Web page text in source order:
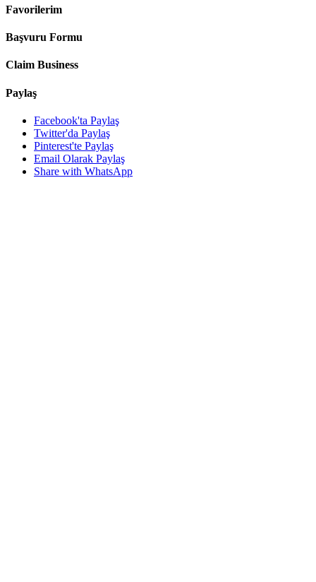
Favorilerim
Başvuru Formu
Claim Business
Paylaş
Facebook'ta Paylaş
Twitter'da Paylaş
Pinterest'te Paylaş
Email Olarak Paylaş
Share with WhatsApp